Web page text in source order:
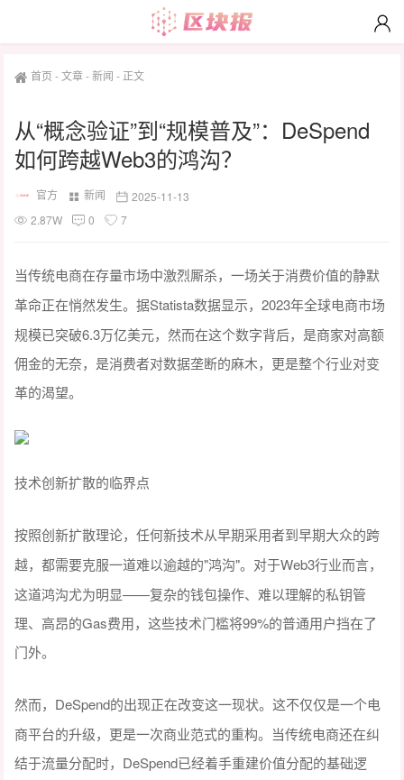
首页 -文章-新闻 - 正文
从“概念验证”到“规模普及”：DeSpend
如何跨越Web3的鸿沟？
官方 新闻
2025-11-13
2.87W
0 7
当传统电商在存量市场中激烈厮杀，一场关于消费价值的静默
革命正在悄然发生。据Statista数据显示，2023年全球电商市场
规模已突破6.3万亿美元，然而在这个数字背后，是商家对高额
佣金的无奈，是消费者对数据垄断的麻木，更是整个行业对变
革的渴望。
技术创新扩散的临界点
按照创新扩散理论，任何新技术从早期采用者到早期大众的跨
越，都需要克服一道难以逾越的"鸿沟"。对于Web3行业而言，
这道鸿沟尤为明显——复杂的钱包操作、难以理解的私钥管
理、高昂的Gas费用，这些技术门槛将99%的普通用户挡在了
门外。
然而， DeSpend的出现正在改变这一现状。这不仅仅是一个电
商平台的升级，更是一次商业范式的重构。当传统电商还在纠
结于流量分配时，DeSpend已经着手重建价值分配的基础逻